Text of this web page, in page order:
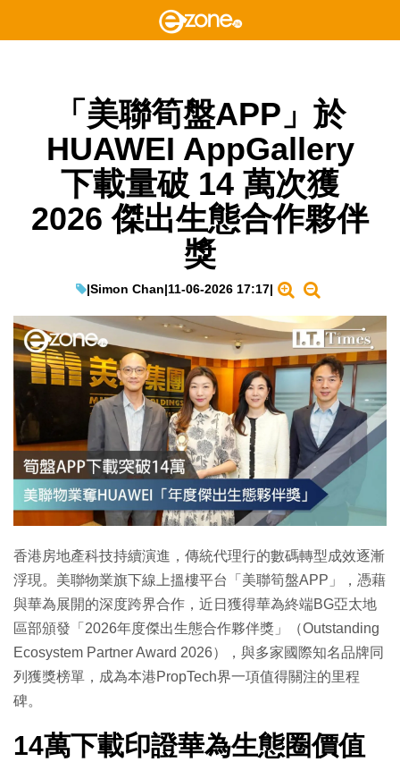
「美聯筍盤APP」於
HUAWEI AppGallery
下載量破 14 萬次獲
2026 傑出生態合作夥伴
獎
|Simon Chan|11-06-2026 17:17|
香港房地產科技持續演進，傳統代理行的數碼轉型成效逐漸
浮現。美聯物業旗下線上搵樓平台「美聯筍盤APP」，憑藉
與華為展開的深度跨界合作，近日獲得華為終端BG亞太地
區部頒發「2026年度傑出生態合作夥伴獎」（Outstanding
Ecosystem Partner Award 2026），與多家國際知名品牌同
列獲獎榜單，成為本港PropTech界一項值得關注的里程
碑。
14萬下載印證華為生態圈價值